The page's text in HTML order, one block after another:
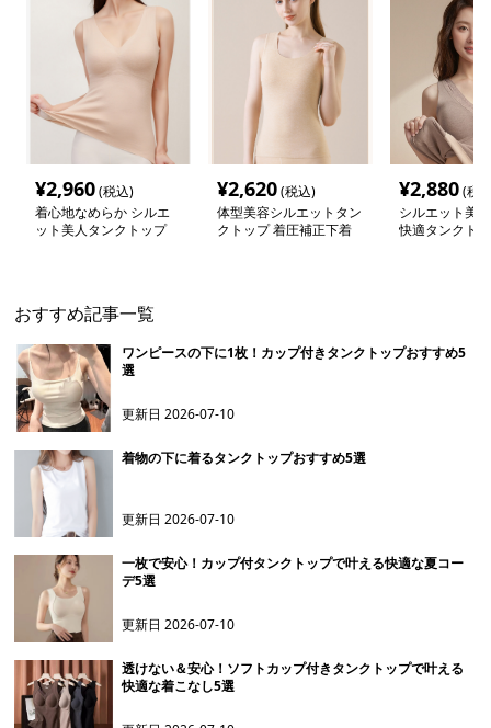
¥2,960(税込)
着心地なめらか シルエ
ット美人タンクトップ
¥2,620(税込)
体型美容シルエットタン
クトップ 着圧補正下着
¥2,880(税
シルエット美
快適タンクト
おすすめ記事一覧
ワンピースの下に1枚！カップ付きタンクトップおすすめ5
選
更新日2026-07-10
着物の下に着るタンクトップおすすめ5選
更新日2026-07-10
一枚で安心！カップ付タンクトップで叶える快適な夏コー
デ5選
更新日2026-07-10
透けない＆安心！ソフトカップ付きタンクトップで叶える
快適な着こなし5選